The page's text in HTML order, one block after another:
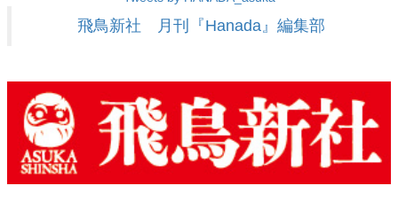
飛鳥新社 月刊『Hanada』編集部